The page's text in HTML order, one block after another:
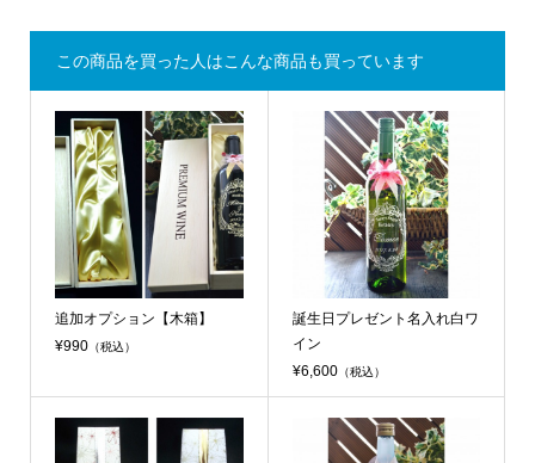
この商品を買った人はこんな商品も買っています
追加オプション【木箱】
¥990（税込）
誕生日プレゼント名入れ白ワ
イン
¥6,600（税込）